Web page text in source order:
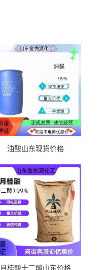
油酸山东现货价格
月桂酸十二酸山东价格